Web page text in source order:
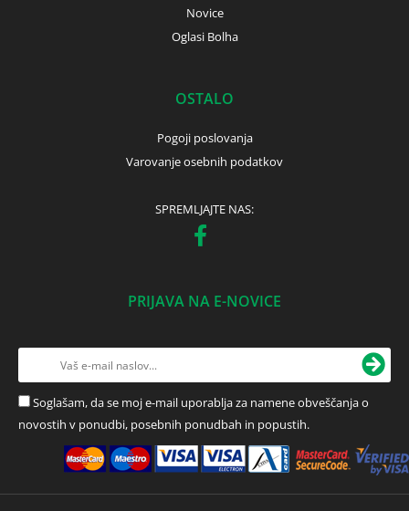
Novice
Oglasi Bolha
OSTALO
Pogoji poslovanja
Varovanje osebnih podatkov
SPREMLJAJTE NAS:
PRIJAVA NA E-NOVICE
Soglašam, da se moj e-mail uporablja za namene obveščanja o
novostih v ponudbi, posebnih ponudbah in popustih.